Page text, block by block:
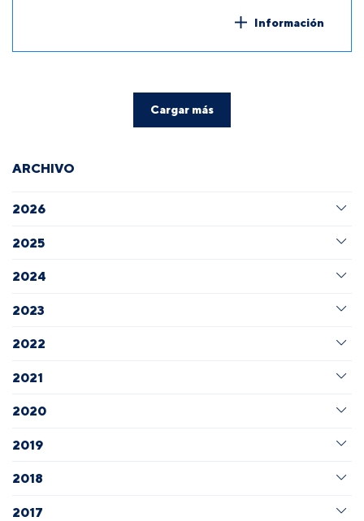
Información
Cargar más
ARCHIVO
2026
2025
2024
2023
2022
2021
2020
2019
2018
2017